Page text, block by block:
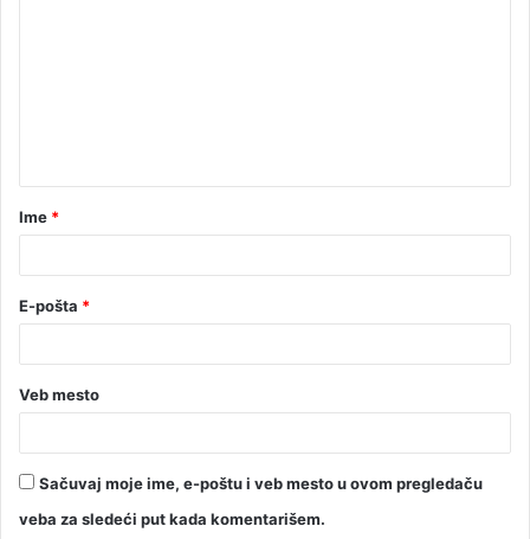
Ime *
E-pošta *
Veb mesto
Sačuvaj moje ime, e-poštu i veb mesto u ovom pregledaču
veba za sledeći put kada komentarišem.